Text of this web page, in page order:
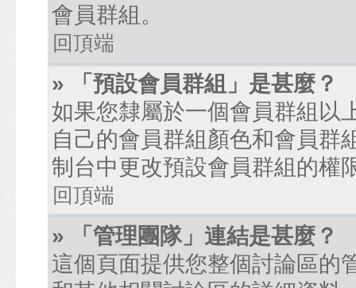
會員群組。
回頂端
» 「預設會員群組」是甚麼？
如果您隸屬於一個會員群組以
自己的會員群組顏色和會員群
制台中更改預設會員群組的權
回頂端
» 「管理團隊」連結是甚麼？
這個頁面提供您整個討論區的